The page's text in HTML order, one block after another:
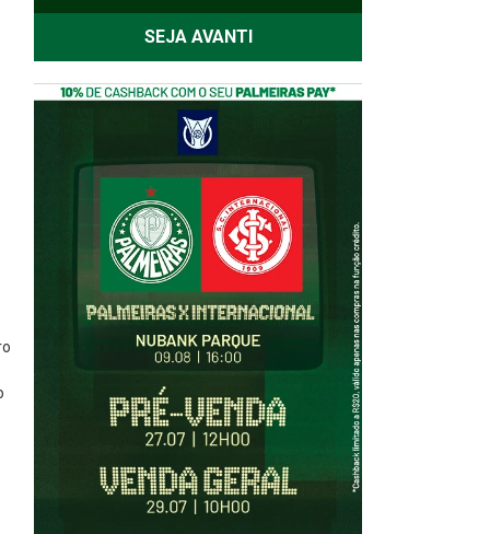
SEJA AVANTI